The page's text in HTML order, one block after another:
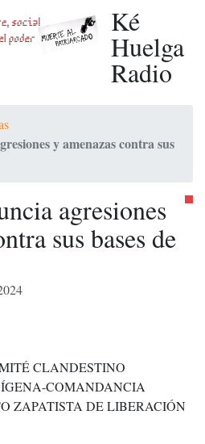
Ké
Huelga
Radio
y amenazas contra sus
agresiones
sus bases de
CLANDESTINO
COMANDANCIA
ZAPATISTA DE LIBERACIÓN